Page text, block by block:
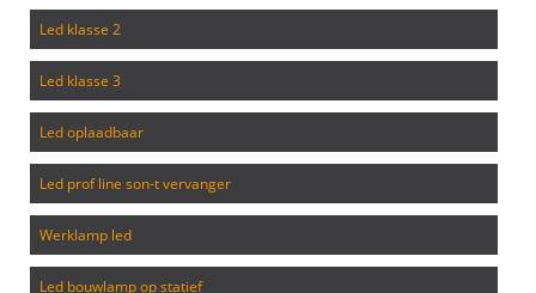
led klasse 2
led klasse 3
led oplaadbaar
led prof line son-t vervanger
werklamp led
led bouwlamp op statief